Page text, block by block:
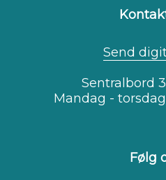
Send
Sentralbord
Mandag - torsdag
Følg